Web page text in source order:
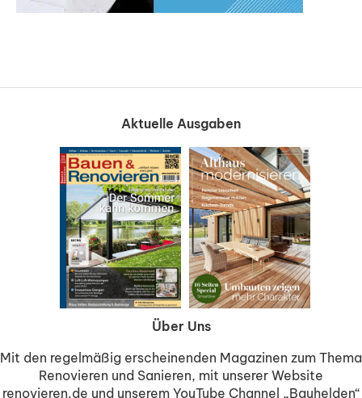
Aktuelle Ausgaben
Über Uns
Mit den regelmäßig erscheinenden Magazinen zum Thema
Renovieren und Sanieren, mit unserer Website
renovieren.de und unserem YouTube Channel „Bauhelden“